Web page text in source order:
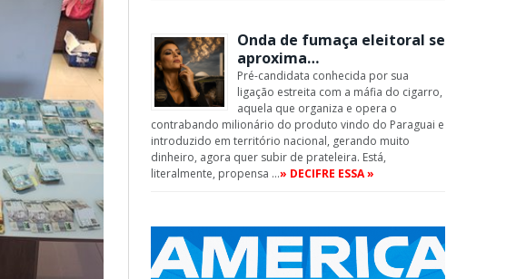
Onda de fumaça eleitoral se
aproxima…
Pré-candidata conhecida por sua
ligação estreita com a máfia do cigarro,
aquela que organiza e opera o
contrabando milionário do produto vindo do Paraguai e
introduzido em território nacional, gerando muito
dinheiro, agora quer subir de prateleira. Está,
literalmente, propensa …» DECIFRE ESSA »